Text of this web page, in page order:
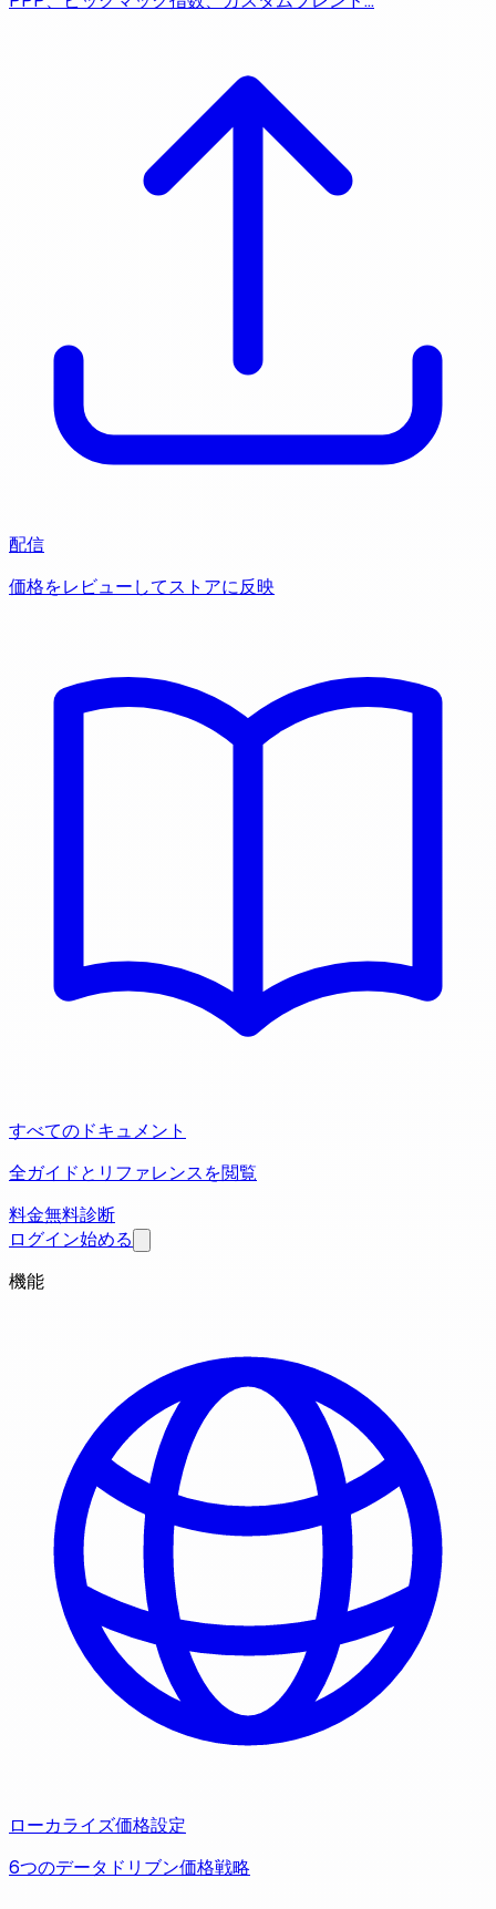
配信
価格をレビューしてストアに反映
すべてのドキュメント
全ガイドとリファレンスを閲覧
料金無料診断
ログイン始める
機能
ローカライズ価格設定
6つのデータドリブン価格戦略